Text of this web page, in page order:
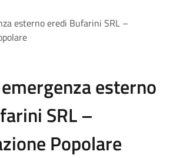
esterno eredi Bufarini SRL –
esterno
SRL –
Popolare